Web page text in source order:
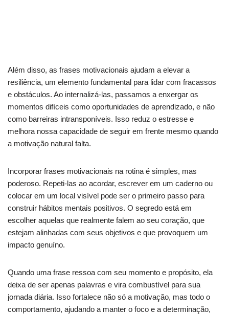
Além disso, as frases motivacionais ajudam a elevar a
resiliência, um elemento fundamental para lidar com fracassos
e obstáculos. Ao internalizá-las, passamos a enxergar os
momentos difíceis como oportunidades de aprendizado, e não
como barreiras intransponíveis. Isso reduz o estresse e
melhora nossa capacidade de seguir em frente mesmo quando
a motivação natural falta.
Incorporar frases motivacionais na rotina é simples, mas
poderoso. Repeti-las ao acordar, escrever em um caderno ou
colocar em um local visível pode ser o primeiro passo para
construir hábitos mentais positivos. O segredo está em
escolher aquelas que realmente falem ao seu coração, que
estejam alinhadas com seus objetivos e que provoquem um
impacto genuíno.
Quando uma frase ressoa com seu momento e propósito, ela
deixa de ser apenas palavras e vira combustível para sua
jornada diária. Isso fortalece não só a motivação, mas todo o
comportamento, ajudando a manter o foco e a determinação,